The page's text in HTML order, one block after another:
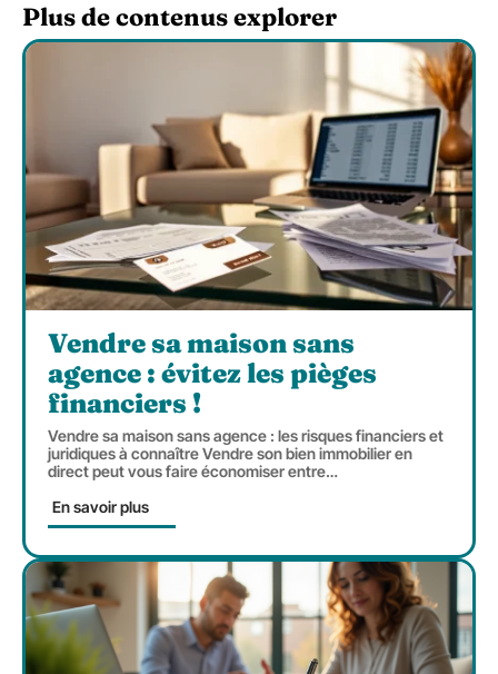
Plus de contenus explorer
Vendre sa maison sans
agence : évitez les pièges
financiers !
Vendre sa maison sans agence : les risques financiers et
juridiques à connaître Vendre son bien immobilier en
direct peut vous faire économiser entre…
En savoir plus